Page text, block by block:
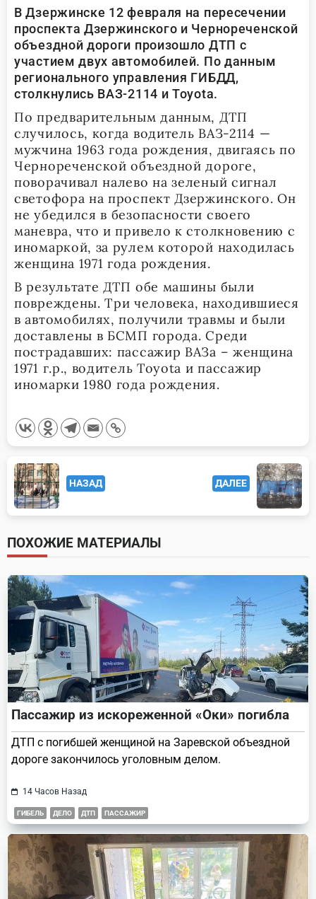
В Дзержинске 12 февраля на пересечении
проспекта Дзержинского и Чернореченской
объездной дороги произошло ДТП с
участием двух автомобилей. По данным
регионального управления ГИБДД,
столкнулись ВАЗ-2114 и Toyota.
По предварительным данным, ДТП
случилось, когда водитель ВАЗ-2114 —
мужчина 1963 года рождения, двигаясь по
Чернореченской объездной дороге,
поворачивал налево на зеленый сигнал
светофора на проспект Дзержинского. Он
не убедился в безопасности своего
маневра, что и привело к столкновению с
иномаркой, за рулем которой находилась
женщина 1971 года рождения.
В результате ДТП обе машины были
повреждены. Три человека, находившиеся
в автомобилях, получили травмы и были
доставлены в БСМП города. Среди
пострадавших: пассажир ВАЗа – женщина
1971 г.р., водитель Toyota и пассажир
иномарки 1980 года рождения.
<span
class="nav-
subtitle
screen-
reader-
text">Page</span>
НАЗАД ДАЛЕЕ
ПОХОЖИЕ МАТЕРИАЛЫ
Пассажир из искореженной «Оки» погибла
ДТП с погибшей женщиной на Заревской объездной
дороге закончилось уголовным делом.
14 Часов Назад
ГИБЕЛЬ ДЕЛО ДТП ПАССАЖИР